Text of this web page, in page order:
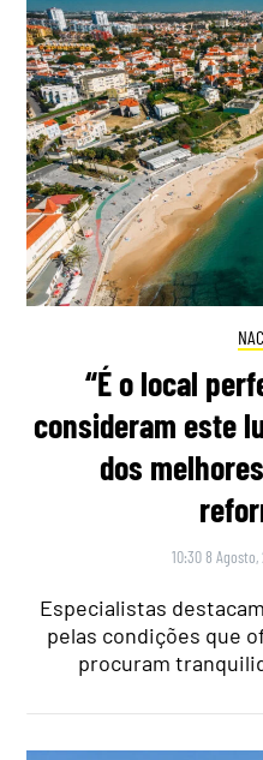
“É o local
consideram este
dos
10:30 8 Agosto,
Especialistas
pelas condições que
procuram